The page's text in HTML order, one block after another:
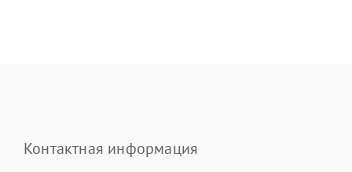
Контактная информация